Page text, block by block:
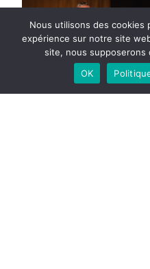
Nous utilisons des cookies
expérience sur notre site
site, nous supposerons
OK